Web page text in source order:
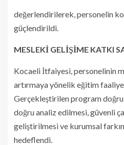
değerlendirilerek, personelin
güçlendirildi.
MESLEKİ GELİŞİME KATKI
Kocaeli İtfaiyesi, personelinin
artırmaya yönelik eğitim
Gerçekleştirilen program
doğru analiz edilmesi, güvenli
geliştirilmesi ve kurumsal
hedeflendi.